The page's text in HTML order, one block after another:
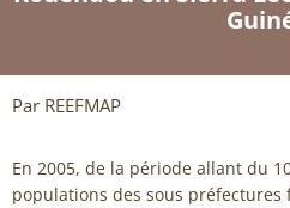
Par REEFMAP
En 2005, de la période allant du
populations des sous